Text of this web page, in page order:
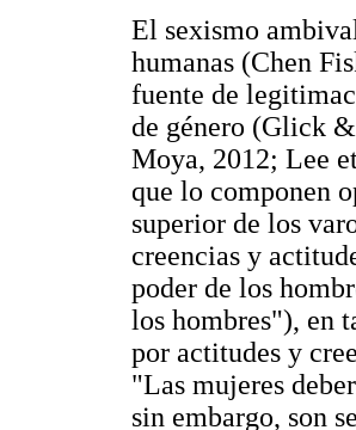
El sexismo
humanas (Chen
fuente de
de género (Glick
Moya, 2012; Lee
que lo componen
superior de los
creencias y
poder de los
los hombres"), en
por actitudes y
"Las mujeres
sin embargo, son